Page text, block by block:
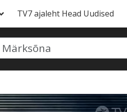
TV7 ajaleht Head Uudised